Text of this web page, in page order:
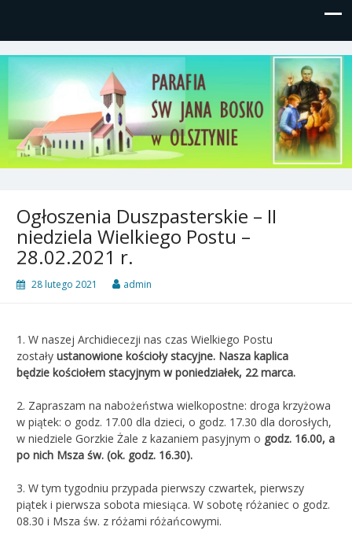
Parafia św, Jana Bosko w
Olsztynie
Gutkowo, ul. Żółkiewskiego 1
Ogłoszenia Duszpasterskie – II
niedziela Wielkiego Postu –
28.02.2021 r.
28 lutego 2021 admin
1. W naszej Archidiecezji nas czas Wielkiego Postu
zostały ustanowione kościoły stacyjne. Nasza kaplica
będzie kościołem stacyjnym w poniedziałek, 22 marca.
2. Zapraszam na nabożeństwa wielkopostne: droga krzyżowa
w piątek: o godz. 17.00 dla dzieci, o godz. 17.30 dla dorosłych,
w niedziele Gorzkie Żale z kazaniem pasyjnym o godz. 16.00, a
po nich Msza św. (ok. godz. 16.30).
3. W tym tygodniu przypada pierwszy czwartek, pierwszy
piątek i pierwsza sobota miesiąca. W sobotę różaniec o godz.
08.30 i Msza św. z różami różańcowymi.